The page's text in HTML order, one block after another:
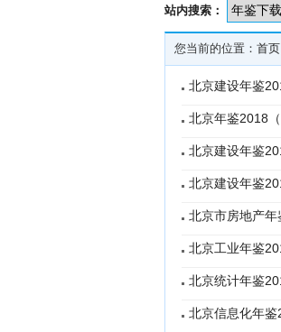
站内搜索：
您当前的位置： 首页
北京建设年鉴
北京年鉴2018（
北京建设年鉴
北京建设年鉴
北京市房地产年
北京工业年鉴
北京统计年鉴
北京信息化年鉴